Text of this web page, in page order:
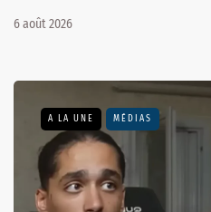
6 août 2026
A LA UNE MÉDIAS